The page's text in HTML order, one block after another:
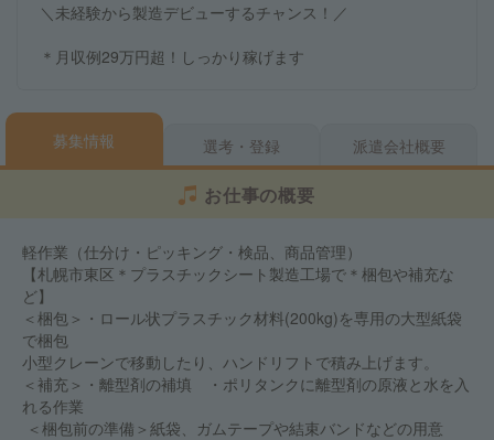
＼未経験から製造デビューするチャンス！／
＊月収例29万円超！しっかり稼げます
募集情報 選考・登録 派遣会社概要
お仕事の概要
軽作業（仕分け・ピッキング・検品、商品管理）
【札幌市東区＊プラスチックシート製造工場で＊梱包や補充な
ど】
＜梱包＞・ロール状プラスチック材料(200kg)を専用の大型紙袋
で梱包
小型クレーンで移動したり、ハンドリフトで積み上げます。
＜補充＞・離型剤の補填 ・ポリタンクに離型剤の原液と水を入
れる作業
＜梱包前の準備＞紙袋、ガムテープや結束バンドなどの用意